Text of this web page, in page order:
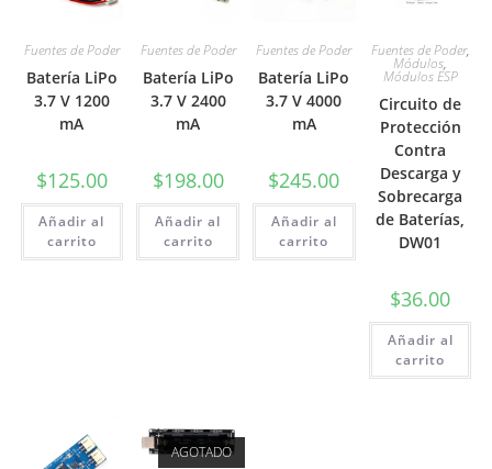
Fuentes de Poder
Batería LiPo
3.7 V 1200
mA
$125.00
Añadir al
carrito
Fuentes de Poder
Batería LiPo
3.7 V 2400
mA
$198.00
Añadir al
carrito
Fuentes de Poder
Batería LiPo
3.7 V 4000
mA
$245.00
Añadir al
carrito
Fuentes de Poder,
Módulos,
Módulos ESP
Circuito de
Protección
Contra
Descarga y
Sobrecarga
de Baterías,
DW01
$36.00
Añadir al
carrito
AGOTADO